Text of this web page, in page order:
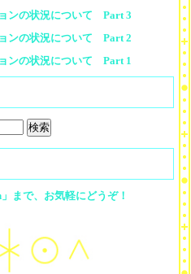
ンの状況について Part 3
ンの状況について Part 2
ンの状況について Part 1
まで、お気軽にどうぞ！